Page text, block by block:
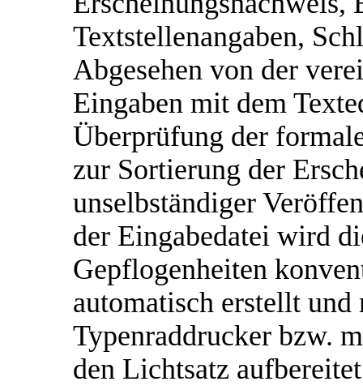
Textstellenangaben,
Abgesehen von der
Eingaben mit dem
Überprüfung der
zur Sortierung der
unselbständiger
der Eingabedatei wird
Gepflogenheiten
automatisch erstellt
Typenraddrucker bzw.
den Lichtsatz